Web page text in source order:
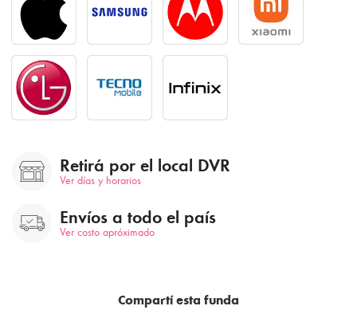
Retirá por el local DVR
Ver días y horarios
Envíos a todo el país
Ver costo apróximado
Compartí esta funda